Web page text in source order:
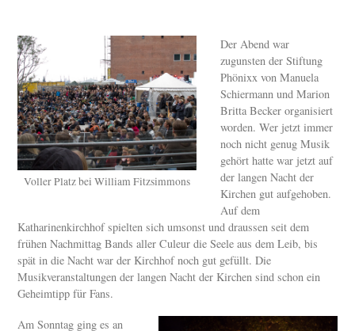
Voller Platz bei William Fitzsimmons
Der Abend war
zugunsten der Stiftung
Phönixx von Manuela
Schiermann und Marion
Britta Becker organisiert
worden. Wer jetzt immer
noch nicht genug Musik
gehört hatte war jetzt auf
der langen Nacht der
Kirchen gut aufgehoben.
Auf dem
Katharinenkirchhof spielten sich umsonst und draussen seit dem
frühen Nachmittag Bands aller Culeur die Seele aus dem Leib, bis
spät in die Nacht war der Kirchhof noch gut gefüllt. Die
Musikveranstaltungen der langen Nacht der Kirchen sind schon ein
Geheimtipp für Fans.
Am Sonntag ging es an